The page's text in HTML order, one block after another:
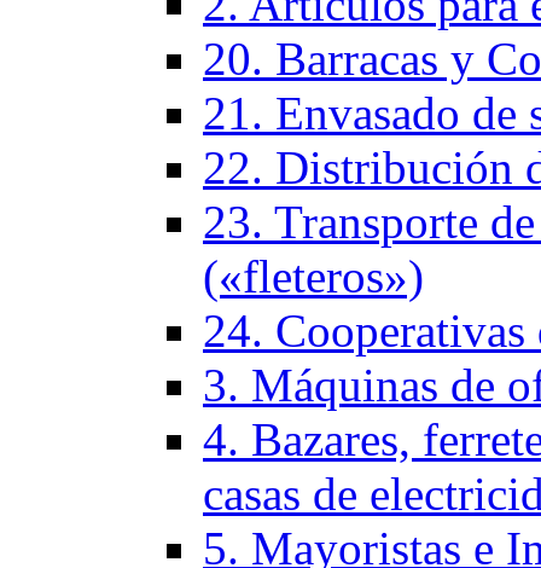
20. Barracas y
21. Envasado de
22. Distribución
23. Transporte
(«fleteros»)
24. Cooperativas
3. Máquinas de
4. Bazares,
casas de
5. Mayoristas e